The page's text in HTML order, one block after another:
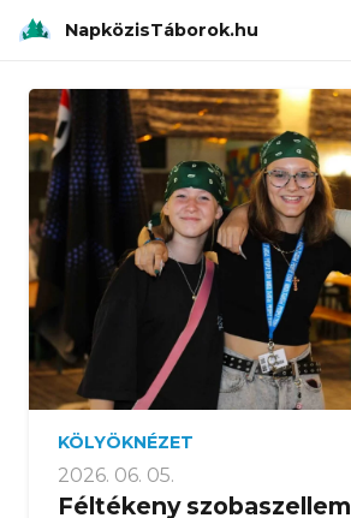
NapközisTáborok.hu
KÖLYÖKNÉZET
2026. 06. 05.
Féltékeny szobaszellem